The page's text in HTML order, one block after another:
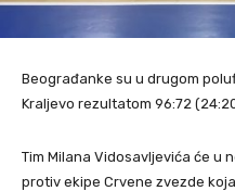
Beograđanke su u drugom
Kraljevo rezultatom 96:72
Tim Milana Vidosavljevića će u
protiv ekipe Crvene zvezde